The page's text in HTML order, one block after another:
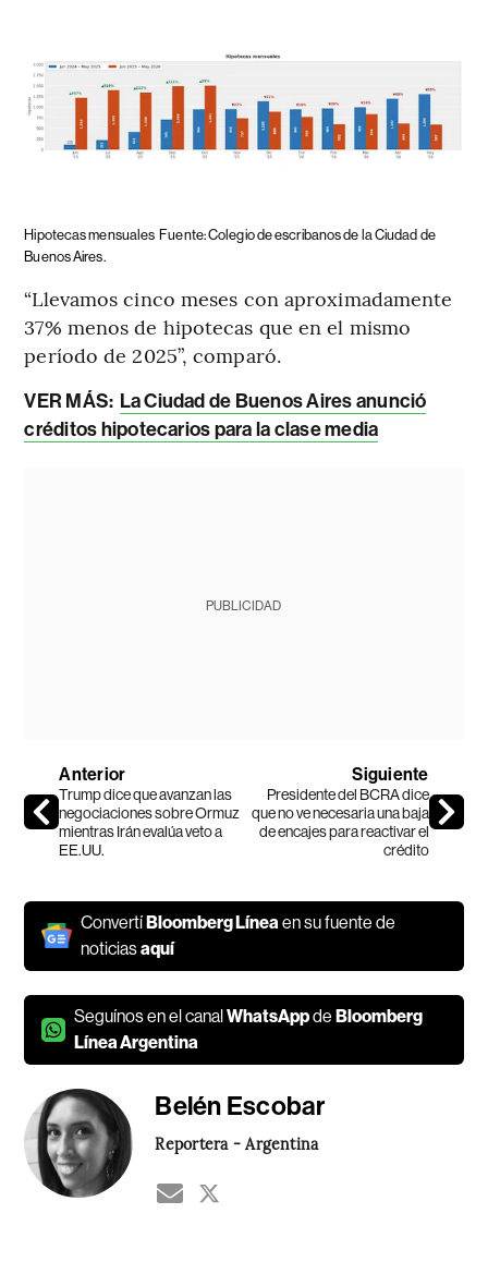
Hipotecas mensuales Fuente: Colegio de escribanos de la Ciudad de
Buenos Aires.
“Llevamos cinco meses con aproximadamente
37% menos de hipotecas que en el mismo
período de 2025”, comparó.
VER MÁS: La Ciudad de Buenos Aires anunció
créditos hipotecarios para la clase media
PUBLICIDAD
Anterior
Trump dice que avanzan las
negociaciones sobre Ormuz
mientras Irán evalúa veto a
EE.UU.
Siguiente
Presidente del BCRA dice
que no ve necesaria una baja
de encajes para reactivar el
crédito
ConvertíBloomberg Líneaen su fuente de
noticiasaquí
Seguínos en el canalWhatsAppdeBloomberg
Línea Argentina
Belén Escobar
Reportera - Argentina